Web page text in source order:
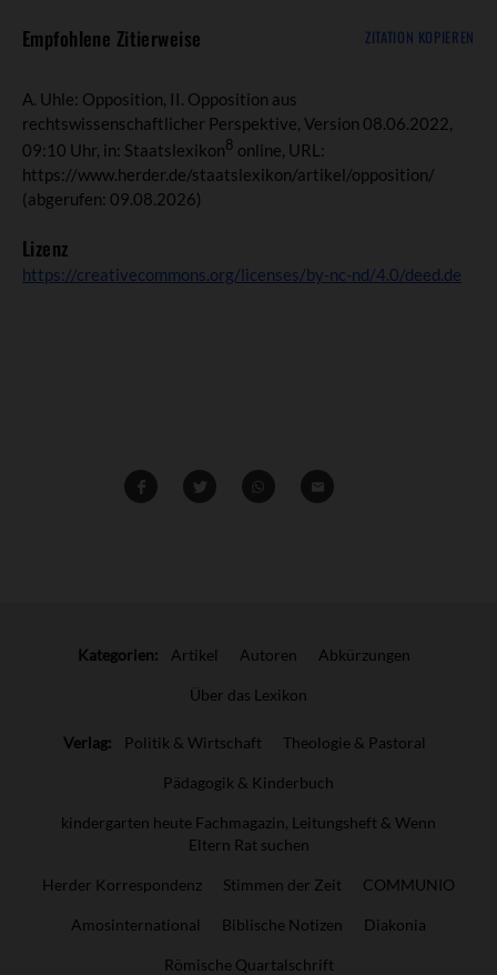
Empfohlene Zitierweise ZITATION KOPIEREN
A. Uhle: Opposition, II. Opposition aus
rechtswissenschaftlicher Perspektive, Version 08.06.2022,
09:10 Uhr, in: Staatslexikon8 online, URL:
https://www.herder.de/staatslexikon/artikel/opposition/
(abgerufen: 09.08.2026)
Lizenz
https://creativecommons.org/licenses/by-nc-nd/4.0/deed.de
InfosKategorien: Artikel Autoren Abkürzungen
Über das Lexikon
Verlag: Politik & Wirtschaft Theologie & Pastoral
Pädagogik & Kinderbuch
kindergarten heute Fachmagazin, Leitungsheft & Wenn
Eltern Rat suchen
Herder Korrespondenz Stimmen der Zeit COMMUNIO
Amosinternational Biblische Notizen Diakonia
Römische Quartalschrift